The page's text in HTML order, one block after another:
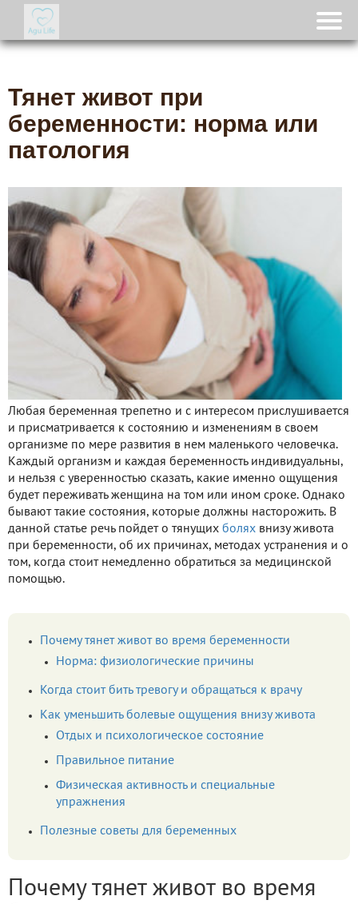
Тянет живот при
беременности: норма или
патология
Любая беременная трепетно и с интересом прислушивается
и присматривается к состоянию и изменениям в своем
организме по мере развития в нем маленького человечка.
Каждый организм и каждая беременность индивидуальны,
и нельзя с уверенностью сказать, какие именно ощущения
будет переживать женщина на том или ином сроке. Однако
бывают такие состояния, которые должны насторожить. В
данной статье речь пойдет о тянущих болях внизу живота
при беременности, об их причинах, методах устранения и о
том, когда стоит немедленно обратиться за медицинской
помощью.
Почему тянет живот во время беременности
Норма: физиологические причины
Когда стоит бить тревогу и обращаться к врачу
Как уменьшить болевые ощущения внизу живота
Отдых и психологическое состояние
Правильное питание
Физическая активность и специальные
упражнения
Полезные советы для беременных
Почему тянет живот во время